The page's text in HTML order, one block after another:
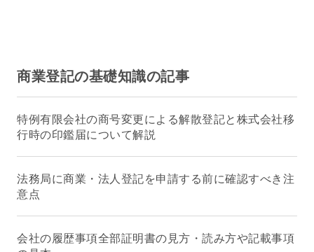
商業登記の基礎知識の記事
特例有限会社の商号変更による解散登記と株式会社移
行時の印鑑届について解説
法務局に商業・法人登記を申請する前に確認すべき注
意点
会社の履歴事項全部証明書の見方・読み方や記載事項